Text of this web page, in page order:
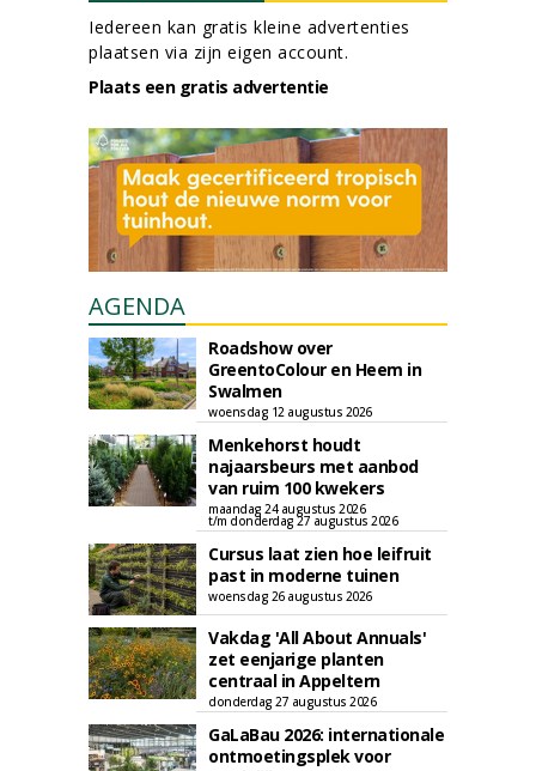
Iedereen kan gratis kleine advertenties
plaatsen via zijn eigen account.
Plaats een gratis advertentie
AGENDA
Roadshow over
GreentoColour en Heem in
Swalmen
woensdag 12 augustus 2026
Menkehorst houdt
najaarsbeurs met aanbod
van ruim 100 kwekers
maandag 24 augustus 2026
t/m donderdag 27 augustus 2026
Cursus laat zien hoe leifruit
past in moderne tuinen
woensdag 26 augustus 2026
Vakdag 'All About Annuals'
zet eenjarige planten
centraal in Appeltern
donderdag 27 augustus 2026
GaLaBau 2026: internationale
ontmoetingsplek voor